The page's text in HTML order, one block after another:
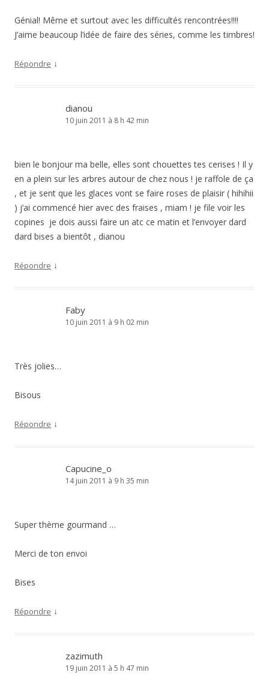
Génial! Même et surtout avec les difficultés rencontrées!!!!
J’aime beaucoup l’idée de faire des séries, comme les timbres!
Répondre ↓
dianou
10 juin 2011 à 8 h 42 min
bien le bonjour ma belle, elles sont chouettes tes cerises ! Il y
en a plein sur les arbres autour de chez nous ! je raffole de ça
, et je sent que les glaces vont se faire roses de plaisir ( hihihii
) j’ai commencé hier avec des fraises , miam ! je file voir les
copines je dois aussi faire un atc ce matin et l’envoyer dard
dard bises a bientôt , dianou
Répondre ↓
Faby
10 juin 2011 à 9 h 02 min
Très jolies…
Bisous
Répondre ↓
Capucine_o
14 juin 2011 à 9 h 35 min
Super thème gourmand …
Merci de ton envoi
Bises
Répondre ↓
zazimuth
19 juin 2011 à 5 h 47 min